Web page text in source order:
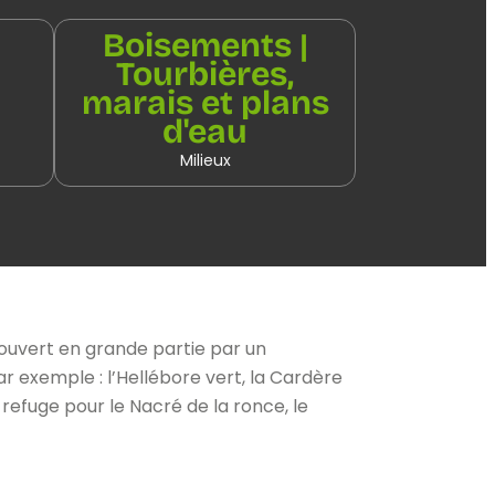
Boisements |
Tourbières,
marais et plans
d'eau
Milieux
en grande partie par un
: l’Hellébore vert, la Cardère
pour le Nacré de la ronce, le